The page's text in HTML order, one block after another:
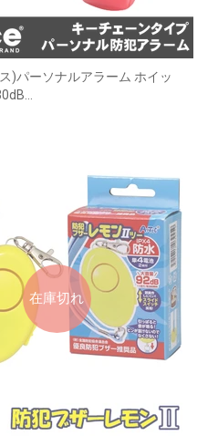
)パーソナルアラーム ホイッ
在庫切れ